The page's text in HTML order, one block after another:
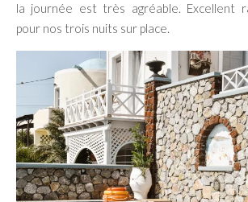
la journée est très agréable. Excellent
pour nos trois nuits sur place.